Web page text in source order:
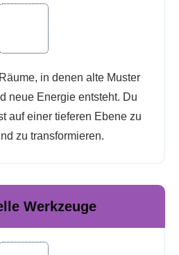
in denen alte Muster
neue Energie entsteht. Du
auf einer tieferen Ebene zu
zu transformieren.
Werkzeuge